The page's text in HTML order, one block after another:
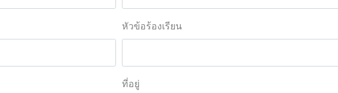
หัวข้อร้องเรียน
ที่อยู่